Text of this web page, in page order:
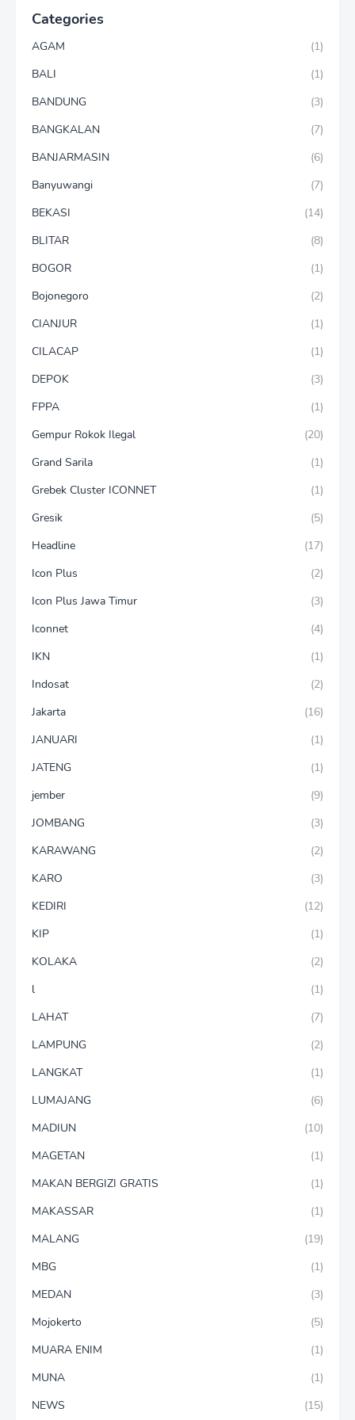
Categories
AGAM
(1)
BALI
(1)
BANDUNG
(3)
BANGKALAN
(7)
BANJARMASIN
(6)
Banyuwangi
(7)
BEKASI
(14)
BLITAR
(8)
BOGOR
(1)
Bojonegoro
(2)
CIANJUR
(1)
CILACAP
(1)
DEPOK
(3)
FPPA
(1)
Gempur Rokok Ilegal
(20)
Grand Sarila
(1)
Grebek Cluster ICONNET
(1)
Gresik
(5)
Headline
(17)
Icon Plus
(2)
Icon Plus Jawa Timur
(3)
Iconnet
(4)
IKN
(1)
Indosat
(2)
Jakarta
(16)
JANUARI
(1)
JATENG
(1)
jember
(9)
JOMBANG
(3)
KARAWANG
(2)
KARO
(3)
KEDIRI
(12)
KIP
(1)
KOLAKA
(2)
l
(1)
LAHAT
(7)
LAMPUNG
(2)
LANGKAT
(1)
LUMAJANG
(6)
MADIUN
(10)
MAGETAN
(1)
MAKAN BERGIZI GRATIS
(1)
MAKASSAR
(1)
MALANG
(19)
MBG
(1)
MEDAN
(3)
Mojokerto
(5)
MUARA ENIM
(1)
MUNA
(1)
NEWS
(15)